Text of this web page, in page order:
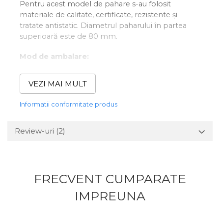
Pentru acest model de pahare s-au folosit
materiale de calitate, certificate, rezistente și
tratate antistatic. Diametrul paharului în partea
superioară este de 80 mm.
Mod de ambalare:
Paharele sunt ambalate la seturi de 50 de bucăți
iar o cutie conține 20 de seturi (1000 de pahare).
Alb
VEZI MAI MULT
Informatii conformitate produs
Review-uri (2)
FRECVENT CUMPARATE
IMPREUNA